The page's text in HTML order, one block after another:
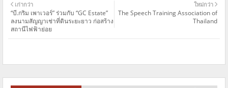
ใหม่กว่า
The Speech Training Association of
Thailand
เก่ากว่า
“บี.กริม เพาเวอร์” ร่วมกับ “GC Estate”
ลงนามสัญญาเช่าที่ดินระยะยาว ก่อสร้าง
สถานีไฟฟ้าย่อย